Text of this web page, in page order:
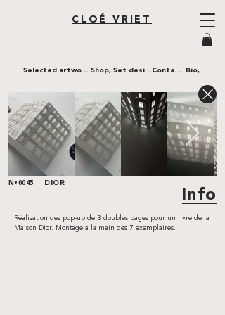
CLOÉ VRIET
Contact,
Selected artworks, Shop, Set design, Bio,
N•0045 DIOR
Info
Réalisation des pop-up de 3 doubles pages pour un livre de la
Maison Dior. Montage à la main des 7 exemplaires.